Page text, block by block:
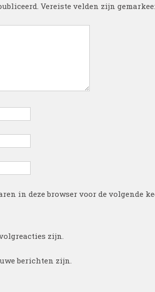
Vereiste velden zijn
in deze browser voor de volgende
zijn.
berichten zijn.